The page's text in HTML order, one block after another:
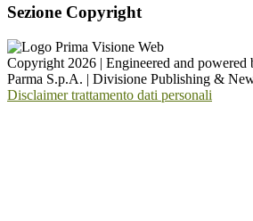
Sezione Copyright
Copyright 2026 | Engineered and powered
Parma S.p.A. | Divisione Publishing &
Disclaimer trattamento dati personali